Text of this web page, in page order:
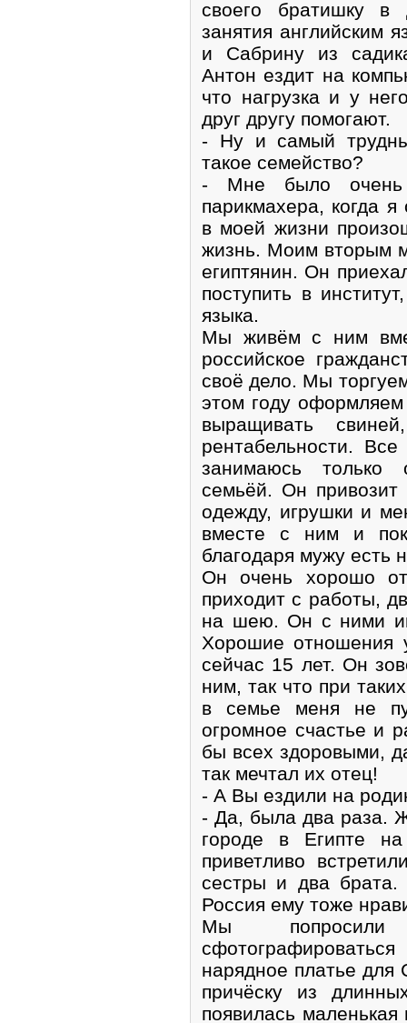
своего братишку в
занятия английским
и Сабрину из
Антон ездит на
что нагрузка и у
друг другу помогают.
- Ну и самый
такое семейство?
- Мне было очень
парикмахера, когда
в моей жизни
жизнь. Моим вторым
египтянин. Он
поступить в
языка.
Мы живём с ним
российское
своё дело. Мы
этом году
выращивать
рентабельности.
занимаюсь только
семьёй. Он привозит
одежду, игрушки и
вместе с ним и
благодаря мужу есть
Он очень хорошо
приходит с работы,
на шею. Он с ними
Хорошие отношения
сейчас 15 лет. Он
ним, так что при
в семье меня не
огромное счастье и
бы всех здоровыми,
так мечтал их отец!
- А Вы ездили на
- Да, была два раза.
городе в Египте
приветливо
сестры и два
Россия ему тоже
Мы попросили
нарядное платье
причёску из
появилась